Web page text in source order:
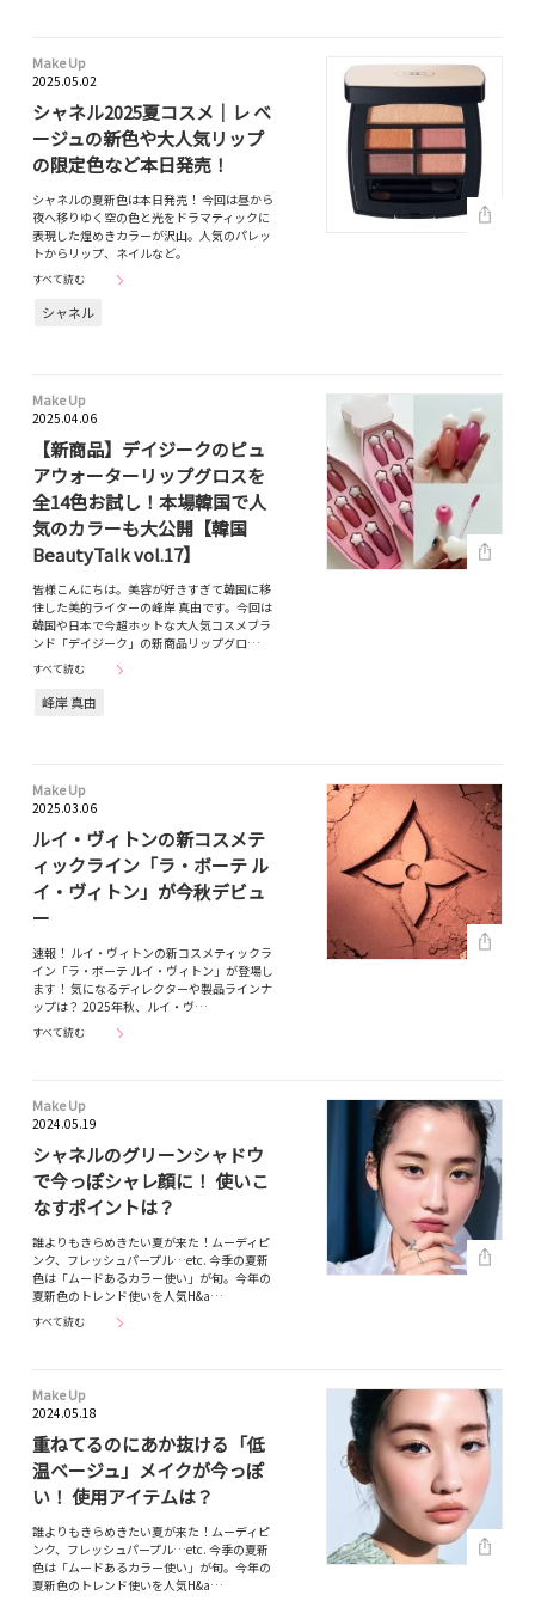
Make Up
2025.05.02
シャネル2025夏コスメ｜レ ベ
ージュの新色や大人気リップ
の限定色など本日発売！
シャネルの夏新色は本日発売！ 今回は昼から
夜へ移りゆく空の色と光をドラマティックに
表現した煌めきカラーが沢山。人気のパレッ
トからリップ、ネイルなど。
すべて読む
シャネル
Make Up
2025.04.06
【新商品】デイジークのピュ
アウォーターリップグロスを
全14色お試し！本場韓国で人
気のカラーも大公開【韓国
BeautyTalk vol.17】
皆様こんにちは。美容が好きすぎて韓国に移
住した美的ライターの峰岸 真由です。今回は
韓国や日本で今超ホットな大人気コスメブラ
ンド「デイジーク」の新商品リップグロ…
すべて読む
峰岸 真由
Make Up
2025.03.06
ルイ・ヴィトンの新コスメテ
ィックライン「ラ・ボーテ ル
イ・ヴィトン」が今秋デビュ
ー
速報！ ルイ・ヴィトンの新コスメティックラ
イン「ラ・ボーテ ルイ・ヴィトン」が登場し
ます！ 気になるディレクターや製品ラインナ
ップは？ 2025年秋、ルイ・ヴ…
すべて読む
Make Up
2024.05.19
シャネルのグリーンシャドウ
で今っぽシャレ顔に！ 使いこ
なすポイントは？
誰よりもきらめきたい夏が来た！ムーディピ
ンク、フレッシュパープル…etc. 今季の夏新
色は「ムードあるカラー使い」が旬。今年の
夏新色のトレンド使いを人気H&a…
すべて読む
Make Up
2024.05.18
重ねてるのにあか抜ける「低
温ベージュ」メイクが今っぽ
い！ 使用アイテムは？
誰よりもきらめきたい夏が来た！ムーディピ
ンク、フレッシュパープル…etc. 今季の夏新
色は「ムードあるカラー使い」が旬。今年の
夏新色のトレンド使いを人気H&a…